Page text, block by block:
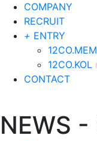
COMPANY
RECRUIT
+ ENTRY
12CO.KOL
CONTACT
NEWS